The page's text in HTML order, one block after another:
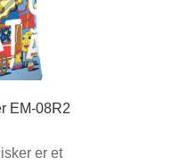
EM-08R2
er et